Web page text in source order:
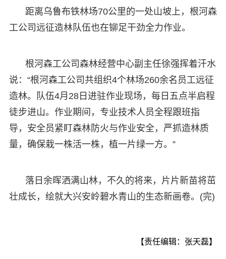
距离乌鲁布铁林场70公里的一处山坡上，根河森
工公司远征造林队伍也在铆足干劲全力作业。
根河森工公司森林经营中心副主任徐强挥着汗水
说：“根河森工公司共组织4个林场260余名员工远征
造林。队伍4月28日进驻作业现场，每日五点半启程
徒步进山。作业期间，专业技术人员全程跟班指
导，安全员紧盯森林防火与作业安全，严抓造林质
量，确保栽一株活一株，植一片绿一方。”
落日余晖洒满山林，不久的将来，片片新苗将茁
壮成长，绘就大兴安岭碧水青山的生态新画卷。(完)
【责任编辑：张天磊】